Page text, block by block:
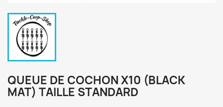
QUEUE DE COCHON X10 (BLACK
MAT) TAILLE STANDARD